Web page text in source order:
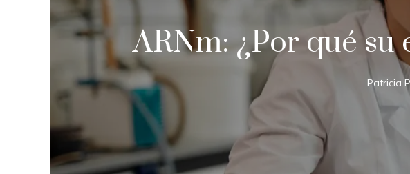
ARNm: ¿Por qué su
Patricia